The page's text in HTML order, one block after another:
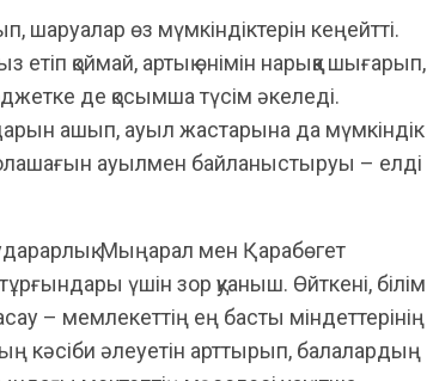
шаруалар өз мүмкіндіктерін кеңейтті.
қоймай, артық өнімін нарыққа шығарып,
де қосымша түсім әкеледі.
ашып, ауыл жастарына да мүмкіндік
ауылмен байланыстыруы – елді
Мыңарал мен Қарабөгет
үшін зор қуаныш. Өйткені, білім
– мемлекеттің ең басты міндеттерінің
кәсіби әлеуетін арттырып, балалардың